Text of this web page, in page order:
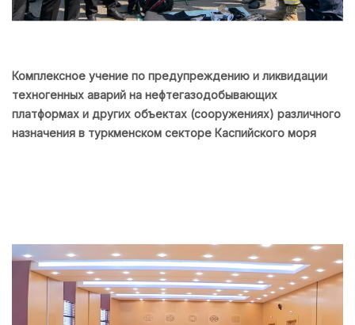
Комплексное учение по предупреждению и ликвидации
техногенных аварий на нефтегазодобывающих
платформах и других объектах (сооружениях) различного
назначения в туркменском секторе Каспийского моря